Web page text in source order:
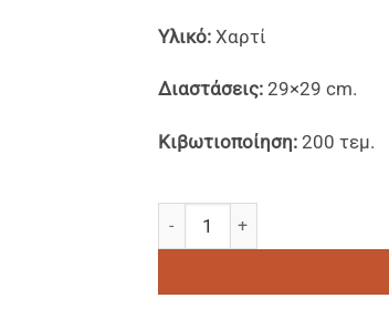
Υλικό: Χαρτί
Διαστάσεις: 29×29 cm.
Κιβωτιοποίηση: 200 τεμ.